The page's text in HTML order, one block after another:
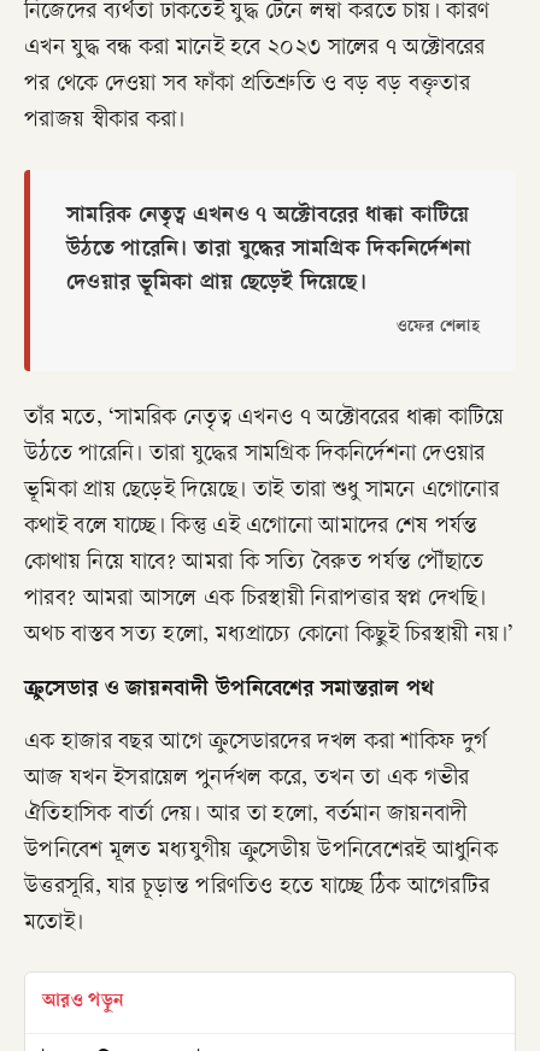
নিজেদের ব্যর্থতা ঢাকতেই যুদ্ধ টেনে লম্বা করতে চায়। কারণ
এখন যুদ্ধ বন্ধ করা মানেই হবে ২০২৩ সালের ৭ অক্টোবরের
পর থেকে দেওয়া সব ফাঁকা প্রতিশ্রুতি ও বড় বড় বক্তৃতার
পরাজয় স্বীকার করা।
সামরিক নেতৃত্ব এখনও ৭ অক্টোবরের ধাক্কা কাটিয়ে
উঠতে পারেনি। তারা যুদ্ধের সামগ্রিক দিকনির্দেশনা
দেওয়ার ভূমিকা প্রায় ছেড়েই দিয়েছে।
ওফের শেলাহ
​তাঁর মতে, ‘সামরিক নেতৃত্ব এখনও ৭ অক্টোবরের ধাক্কা কাটিয়ে
উঠতে পারেনি। তারা যুদ্ধের সামগ্রিক দিকনির্দেশনা দেওয়ার
ভূমিকা প্রায় ছেড়েই দিয়েছে। তাই তারা শুধু সামনে এগোনোর
কথাই বলে যাচ্ছে। কিন্তু এই এগোনো আমাদের শেষ পর্যন্ত
কোথায় নিয়ে যাবে? আমরা কি সত্যি বৈরুত পর্যন্ত পৌঁছাতে
পারব? আমরা আসলে এক চিরস্থায়ী নিরাপত্তার স্বপ্ন দেখছি।
অথচ বাস্তব সত্য হলো, মধ্যপ্রাচ্যে কোনো কিছুই চিরস্থায়ী নয়।’
ক্রুসেডার ও জায়নবাদী উপনিবেশের সমান্তরাল পথ
এক হাজার বছর আগে ক্রুসেডারদের দখল করা শাকিফ দুর্গ
আজ যখন ইসরায়েল পুনর্দখল করে, তখন তা এক গভীর
ঐতিহাসিক বার্তা দেয়। আর তা হলো, বর্তমান জায়নবাদী
উপনিবেশ মূলত মধ্যযুগীয় ক্রুসেডীয় উপনিবেশেরই আধুনিক
উত্তরসূরি, যার চূড়ান্ত পরিণতিও হতে যাচ্ছে ঠিক আগেরটির
মতোই।
আরও পড়ুন